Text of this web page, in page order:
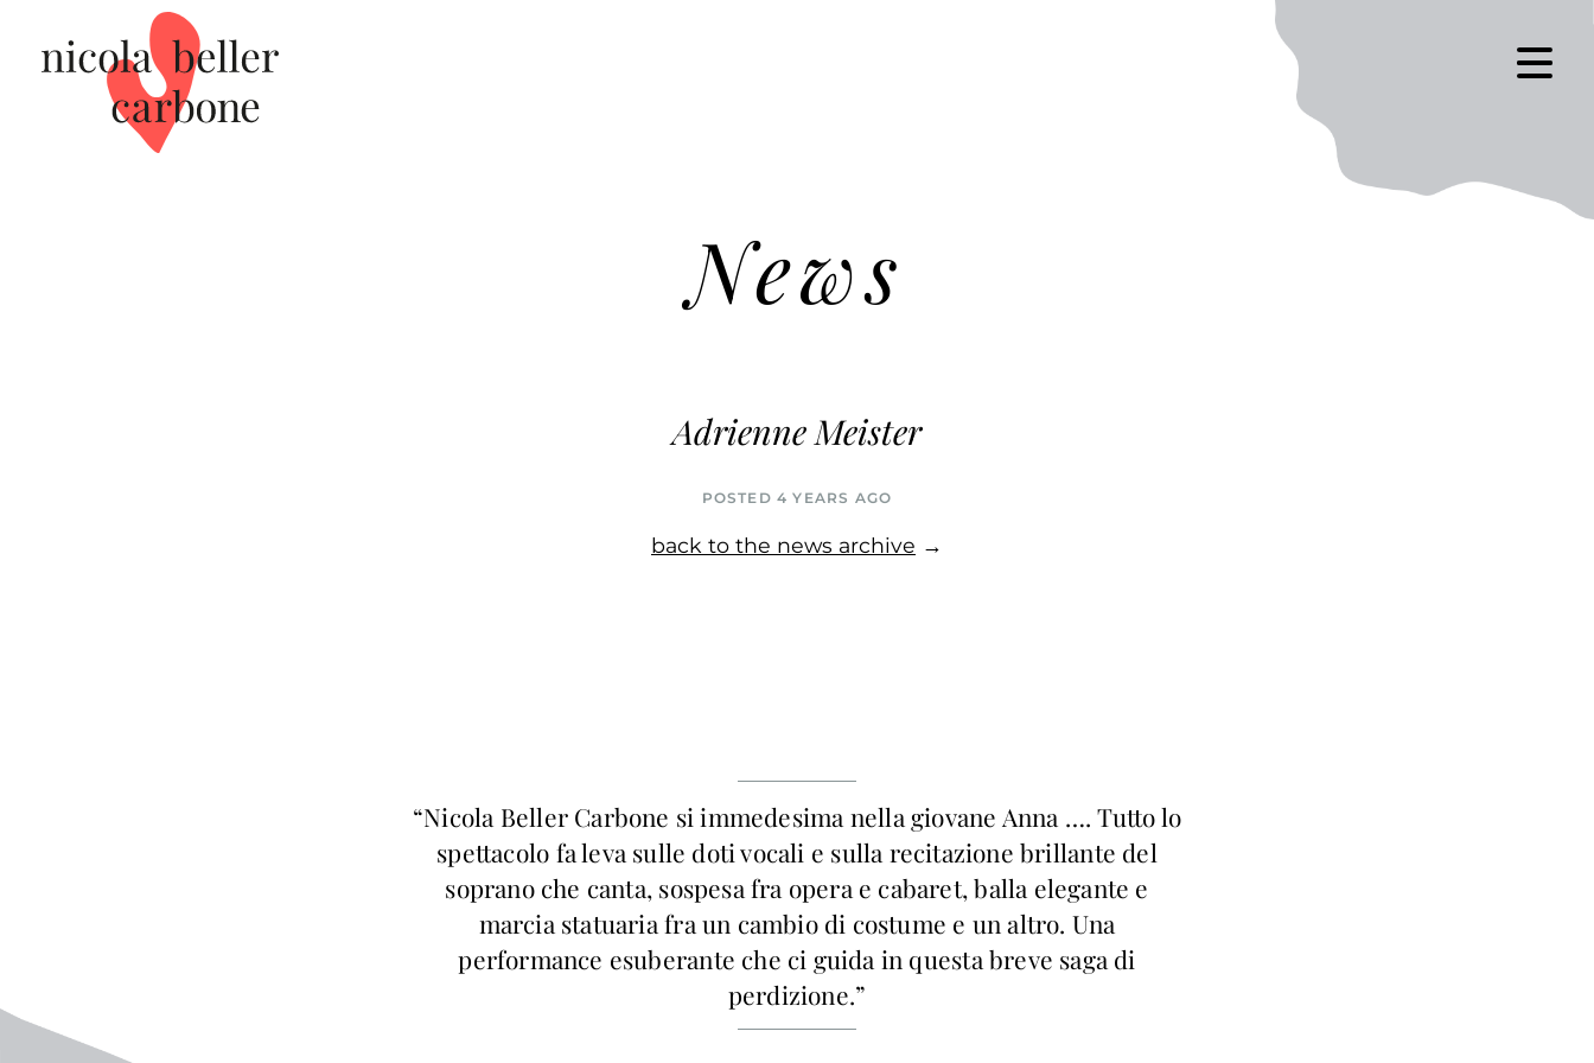
News
Adrienne Meister
POSTED 4 YEARS AGO
back to the news archive →
“Nicola Beller Carbone si immedesima nella giovane Anna …. Tutto lo
spettacolo fa leva sulle doti vocali e sulla recitazione brillante del
soprano che canta, sospesa fra opera e cabaret, balla elegante e
marcia statuaria fra un cambio di costume e un altro. Una
performance esuberante che ci guida in questa breve saga di
perdizione.”